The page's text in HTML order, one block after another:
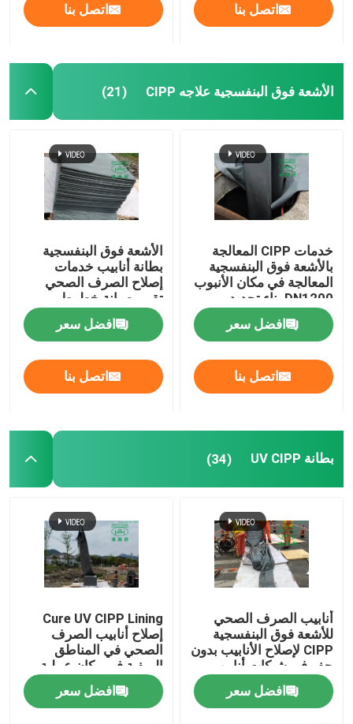
منتجات
معلومات عنا
جولة في المعمل
رقابة جودة
اتصل بنا
أخبار
اطلب اقتباس
معدات الأشعة فوق البنفسجية CIPP
الأشعة فوق البنفسجية علاجه CIPP
اتصل بنا اتصل بنا
الأشعة فوق البنفسجية علاجه CIPP (21)
خدمات CIPP المعالجة
بالأشعة فوق البنفسجية
المعالجة في مكان الأنبوب
DN1200 بناء تجديد
المجاري
افضل سعر
اتصل بنا
الأشعة فوق البنفسجية
بطانة أنابيب خدمات
إصلاح الصرف الصحي
تقييم صيانة خطوط
الأنابيب البلدية
افضل سعر
اتصل بنا
بطانة UV CIPP (34)
أنابيب الصرف الصحي
للأشعة فوق البنفسجية
CIPP لإصلاح الأنابيب بدون
حفر في شبكات أنابيب
مياه الأمطار
افضل سعر
Cure UV CIPP Lining
إصلاح أنابيب الصرف
الصحي في المناطق
الريفية في مكان عملية
بطانة الأنابيب
افضل سعر